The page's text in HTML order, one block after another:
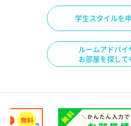
学生スタイルを
ルームアドバイ
お部屋を探して